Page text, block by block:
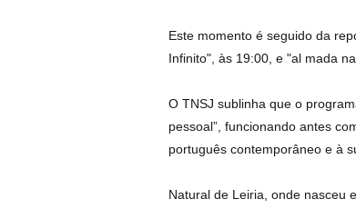
Este momento é seguido da
Infinito", às 19:00, e "al mada
O TNSJ sublinha que o
pessoal”, funcionando antes
português contemporâneo e à
Natural de Leiria, onde nasceu